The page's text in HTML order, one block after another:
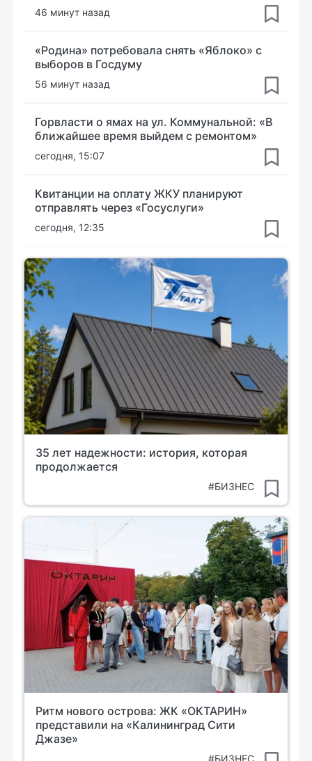
46 минут назад
«Родина» потребовала снять «Яблоко» с
выборов в Госдуму
56 минут назад
Горвласти о ямах на ул. Коммунальной: «В
ближайшее время выйдем с ремонтом»
сегодня, 15:07
Квитанции на оплату ЖКУ планируют
отправлять через «Госуслуги»
сегодня, 12:35
35 лет надежности: история, которая
продолжается
#БИЗНЕС
Ритм нового острова: ЖК «ОКТАРИН»
представили на «Калининград Сити
Джазе»
#БИЗНЕС